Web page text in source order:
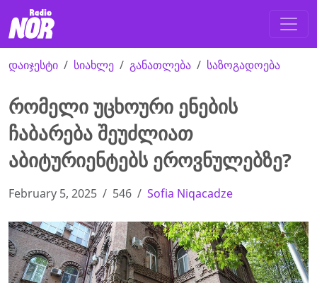
დაიჯესტი სიახლე განათლება საზოგადოება
რომელი უცხოური ენების
ჩაბარება შეუძლიათ
აბიტურიენტებს ეროვნულებზე?
February 5, 2025 546 Sofia Niqacadze